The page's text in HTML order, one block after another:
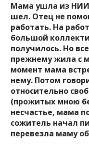
Мама ушла из НИИ
шел. Отец не
работать. На
большой
получилось. Но
прежнему жила с
момент мама
нему. Потом
относительно
(прожитых мною
несчастье, мама
сожитель начал
перевезла маму